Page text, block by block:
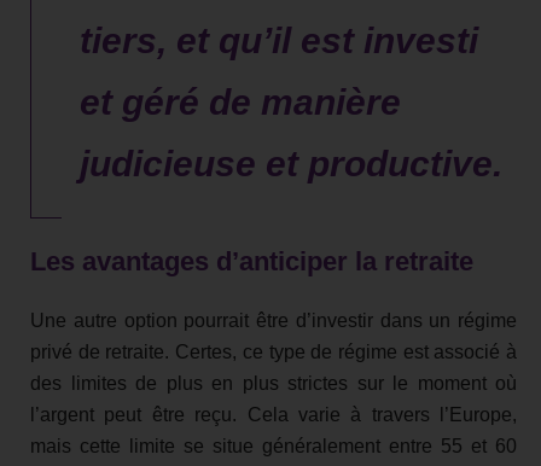
tiers, et qu’il est investi
et géré de manière
judicieuse et productive.
Les avantages d’anticiper la retraite
Une autre option pourrait être d’investir dans un régime
privé de retraite. Certes, ce type de régime est associé à
des limites de plus en plus strictes sur le moment où
l’argent peut être reçu. Cela varie à travers l’Europe,
mais cette limite se situe généralement entre 55 et 60